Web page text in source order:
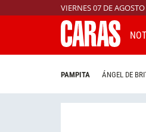
VIERNES 07 DE
PAMPITA ÁNGEL DE